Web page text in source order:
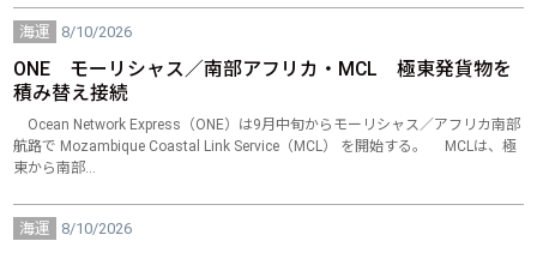
海運 8/10/2026
ONE モーリシャス／南部アフリカ・MCL 極東発貨物を
積み替え接続
Ocean Network Express（ONE）は9月中旬からモーリシャス／アフリカ南部
航路で Mozambique Coastal Link Service（MCL） を開始する。 MCLは、極
東から南部…
海運 8/10/2026